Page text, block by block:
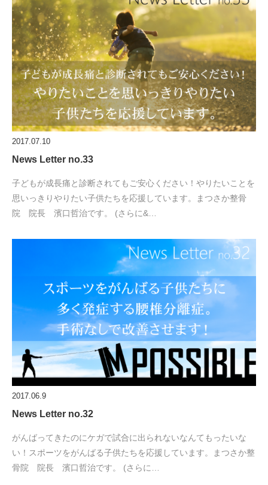
2017.07.10
News Letter no.33
子どもが成長痛と診断されてもご安心ください！やりたいことを
思いっきりやりたい子供たちを応援しています。まつさか整骨
院 院長 濱口哲治です。 (さらに&…
2017.06.9
News Letter no.32
がんばってきたのにケガで試合に出られないなんてもったいな
い！スポーツをがんばる子供たちを応援しています。まつさか整
骨院 院長 濱口哲治です。 (さらに…